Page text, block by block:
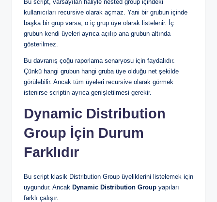
Bu script, varsayılan haliyle nested group içindeki
kullanıcıları recursive olarak açmaz. Yani bir grubun içinde
başka bir grup varsa, o iç grup üye olarak listelenir. İç
grubun kendi üyeleri ayrıca açılıp ana grubun altında
gösterilmez.
Bu davranış çoğu raporlama senaryosu için faydalıdır.
Çünkü hangi grubun hangi gruba üye olduğu net şekilde
görülebilir. Ancak tüm üyeleri recursive olarak görmek
istenirse scriptin ayrıca genişletilmesi gerekir.
Dynamic Distribution
Group İçin Durum
Farklıdır
Bu script klasik Distribution Group üyeliklerini listelemek için
uygundur. Ancak Dynamic Distribution Group yapıları
farklı çalışır.